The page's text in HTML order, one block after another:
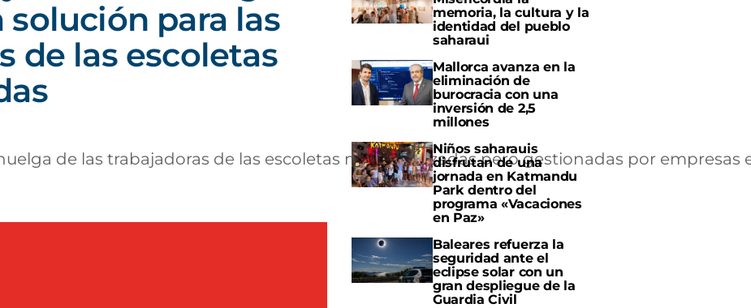
solución para las
de las escoletas
de las trabajadoras de las escoletas municipalizadas pero gestionadas por
memoria, la cultura y la
identidad del pueblo
saharaui
Mallorca avanza en la
eliminación de
burocracia con una
inversión de 2,5
millones
Niños saharauis
disfrutan de una
jornada en Katmandu
Park dentro del
programa «Vacaciones
en Paz»
Baleares refuerza la
seguridad ante el
eclipse solar con un
gran despliegue de la
Guardia Civil